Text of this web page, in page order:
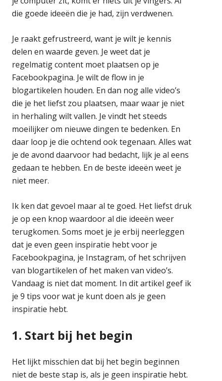
die goede ideeën die je had, zijn verdwenen.
Je raakt gefrustreerd, want je wilt je kennis
delen en waarde geven. Je weet dat je
regelmatig content moet plaatsen op je
Facebookpagina. Je wilt de flow in je
blogartikelen houden. En dan nog alle video’s
die je het liefst zou plaatsen, maar waar je niet
in herhaling wilt vallen. Je vindt het steeds
moeilijker om nieuwe dingen te bedenken. En
daar loop je die ochtend ook tegenaan. Alles wat
je de avond daarvoor had bedacht, lijk je al eens
gedaan te hebben. En de beste ideeën weet je
niet meer.
Ik ken dat gevoel maar al te goed. Het liefst druk
je op een knop waardoor al die ideeën weer
terugkomen. Soms moet je je erbij neerleggen
dat je even geen inspiratie hebt voor je
Facebookpagina, je Instagram, of het schrijven
van blogartikelen of het maken van video’s.
Vandaag is niet dat moment. In dit artikel geef ik
je 9 tips voor wat je kunt doen als je geen
inspiratie hebt.
1. Start bij het begin
Het lijkt misschien dat bij het begin beginnen
niet de beste stap is, als je geen inspiratie hebt.